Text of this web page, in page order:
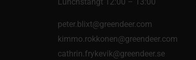
peter.blixt@greendeer.com
kimmo.rokkonen@greendeer.com
cathrin.frykevik@greendeer.se